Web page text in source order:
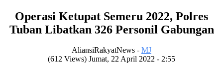
Operasi Ketupat Semeru 2022, Polres
Tuban Libatkan 326 Personil Gabungan
AliansiRakyatNews - MJ
(612 Views) Jumat, 22 April 2022 - 2:55